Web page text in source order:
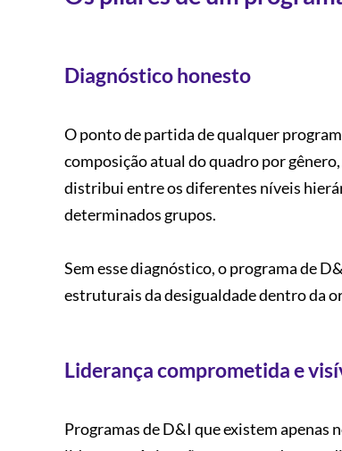
Diagnóstico honesto
O ponto de partida de qualquer
composição atual do quadro por
distribui entre os diferentes níveis
determinados grupos.
Sem esse diagnóstico, o programa de
estruturais da desigualdade dentro da
Liderança comprometida e
Programas de D&I que existem apenas